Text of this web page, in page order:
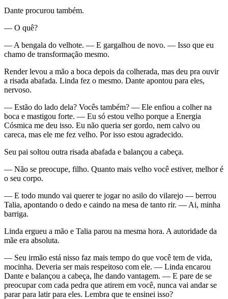
Dante procurou também.
— O quê?
— A bengala do velhote. — E gargalhou de novo. — Isso que eu
chamo de transformação mesmo.
Render levou a mão a boca depois da colherada, mas deu pra ouvir
a risada abafada. Linda fez o mesmo. Dante apontou para eles,
nervoso.
— Estão do lado dela? Vocês também? — Ele enfiou a colher na
boca e mastigou forte. — Eu só estou velho porque a Energia
Cósmica me deu isso. Eu não queria ser gordo, nem calvo ou
careca, mas ele me fez velho. Por isso estou agradecido.
Seu pai soltou outra risada abafada e balançou a cabeça.
— Não se preocupe, filho. Quanto mais velho você estiver, melhor é
o seu corpo.
— E todo mundo vai querer te jogar no asilo do vilarejo — berrou
Talia, apontando o dedo e caindo na mesa de tanto rir. — Ai, minha
barriga.
Linda ergueu a mão e Talia parou na mesma hora. A autoridade da
mãe era absoluta.
— Seu irmão está nisso faz mais tempo do que você tem de vida,
mocinha. Deveria ser mais respeitoso com ele. — Linda encarou
Dante e balançou a cabeça, lhe dando vantagem. — E pare de se
preocupar com cada pedra que atirem em você, nunca vai andar se
parar para latir para eles. Lembra que te ensinei isso?